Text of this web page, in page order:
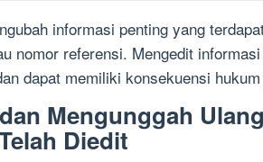
informasi penting yang
nomor referensi. Mengedit
dapat memiliki konsekuensi
Mengunggah
Diedit